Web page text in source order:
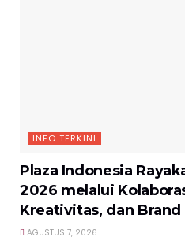
INFO TERKINI
Plaza Indonesia
2026 melalui
Kreativitas, dan Brand
AGUSTUS 7, 2026